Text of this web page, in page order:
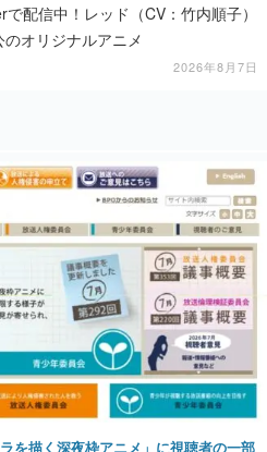
で配信中！レッド（CV：竹内順子）
のオリジナルアニメ
2026年8月7日
を描く深夜枠アニメ」に視聴者の一部